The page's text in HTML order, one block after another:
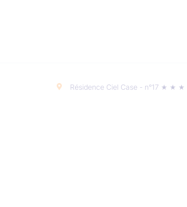
Résidence Ciel Case - n°17 ★ ★ ★